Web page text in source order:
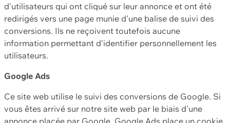
d'utilisateurs qui ont cliqué sur leur annonce et ont été
redirigés vers une page munie d'une balise de suivi des
conversions. Ils ne reçoivent toutefois aucune
information permettant d'identifier personnellement les
utilisateurs.
Google Ads
Ce site web utilise le suivi des conversions de Google. Si
vous êtes arrivé sur notre site web par le biais d'une